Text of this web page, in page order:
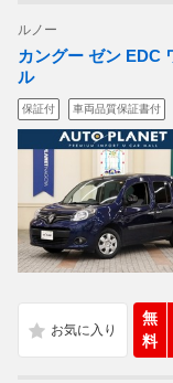
ルノー
カングー ゼン EDC
ル
保証付 車両品質保証書付
無
料